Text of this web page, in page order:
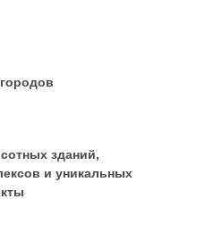
зданий,
и уникальных